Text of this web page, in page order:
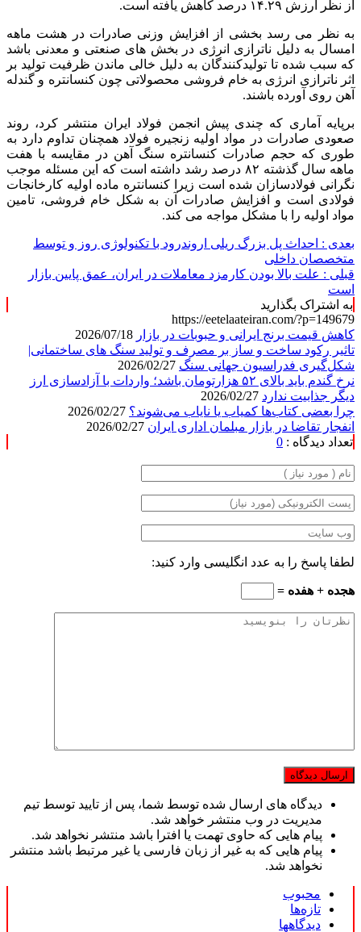
از نظر ارزش ۱۴.۲۹ درصد کاهش یافته است.
به نظر می رسد بخشی از افزایش وزنی صادرات در هشت ماهه
امسال به دلیل ناترازی انرژی در بخش های صنعتی و معدنی باشد
که سبب شده تا تولیدکنندگان به دلیل خالی ماندن ظرفیت تولید بر
اثر ناترازی انرژی به خام فروشی محصولاتی چون کنسانتره و گندله
آهن روی آورده باشند.
برپایه آماری که چندی پیش انجمن فولاد ایران منتشر کرد، روند
صعودی صادرات در مواد اولیه زنجیره فولاد همچنان تداوم دارد به
طوری که حجم صادرات کنسانتره سنگ آهن در مقایسه با هفت
ماهه سال گذشته ۸۲ درصد رشد داشته است که این مسئله موجب
نگرانی فولادسازان شده است زیرا کنسانتره ماده اولیه کارخانجات
فولادی است و افزایش صادرات آن به شکل خام فروشی، تامین
مواد اولیه را با مشکل مواجه می کند.
بعدی : احداث پل بزرگ ریلی اروندرود با تکنولوژی روز و توسط
متخصصان داخلی
قبلی : علت بالا بودن کارمزد معاملات در ایران، عمق پایین بازار
است
به اشتراک بگذارید
https://eetelaateiran.com/?p=149679
کاهش قیمت برنج ایرانی و حبوبات در بازار
تاثیر رکود ساخت و ساز بر مصرف و تولید سنگ های ساختمانی|
شکل‌گیری فدراسیون جهانی سنگ
نرخ گندم باید بالای ۵۲ هزارتومان باشد؛ واردات با آزادسازی ارز
دیگر جذابیت ندارد
چرا بعضی کتاب‌ها کمیاب یا نایاب می‌شوند؟
انفجار تقاضا در بازار مبلمان اداری ایران
تعداد دیدگاه : 0
لطفا پاسخ را به عدد انگلیسی وارد کنید:
هجده + هفده =
دیدگاه های ارسال شده توسط شما، پس از تایید توسط تیم
مدیریت در وب منتشر خواهد شد.
پیام هایی که حاوی تهمت یا افترا باشد منتشر نخواهد شد.
پیام هایی که به غیر از زبان فارسی یا غیر مرتبط باشد منتشر
نخواهد شد.
محبوب
تازه‌ها
دیدگاهها